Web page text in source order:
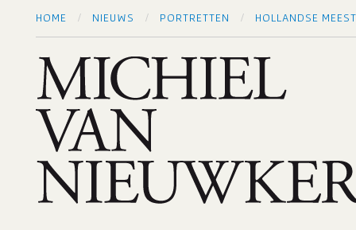
HOME / NIEUWS / PORTRETTEN / HOLLANDSE